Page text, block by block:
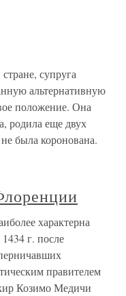
супруга
альтернативную
положение. Она
родила еще двух
была коронована.
характерна
г. после
правителем
Козимо Медичи